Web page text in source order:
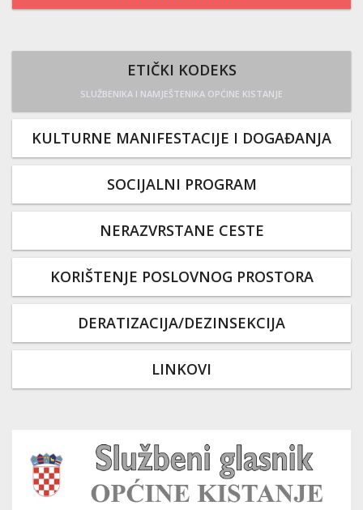
ETIČKI KODEKS
SLUŽBENIKA I NAMJEŠTENIKA OPĆINE KISTANJE
KULTURNE MANIFESTACIJE I DOGAĐANJA
SOCIJALNI PROGRAM
NERAZVRSTANE CESTE
KORIŠTENJE POSLOVNOG PROSTORA
DERATIZACIJA/DEZINSEKCIJA
LINKOVI